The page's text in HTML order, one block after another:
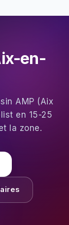
en-
AMP (Aix
en 15-25
la zone.